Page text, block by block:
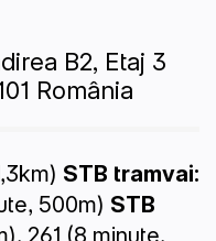
B2, Etaj 3
România
STB tramvai:
500m) STB
261 (8 minute,